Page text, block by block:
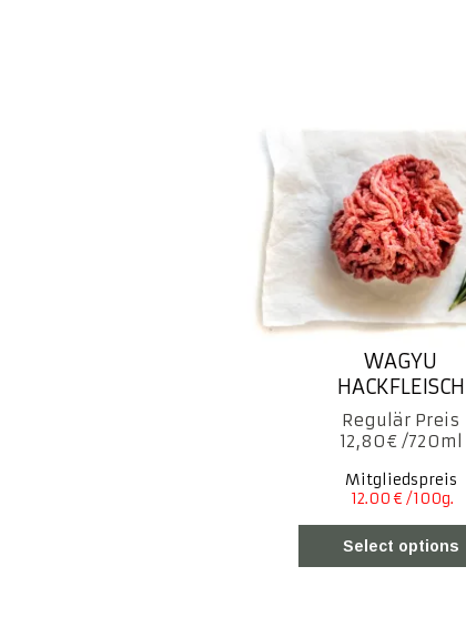
WAGYU
HACKFLEISCH
12,80€
Mitgliedspreis
Select options